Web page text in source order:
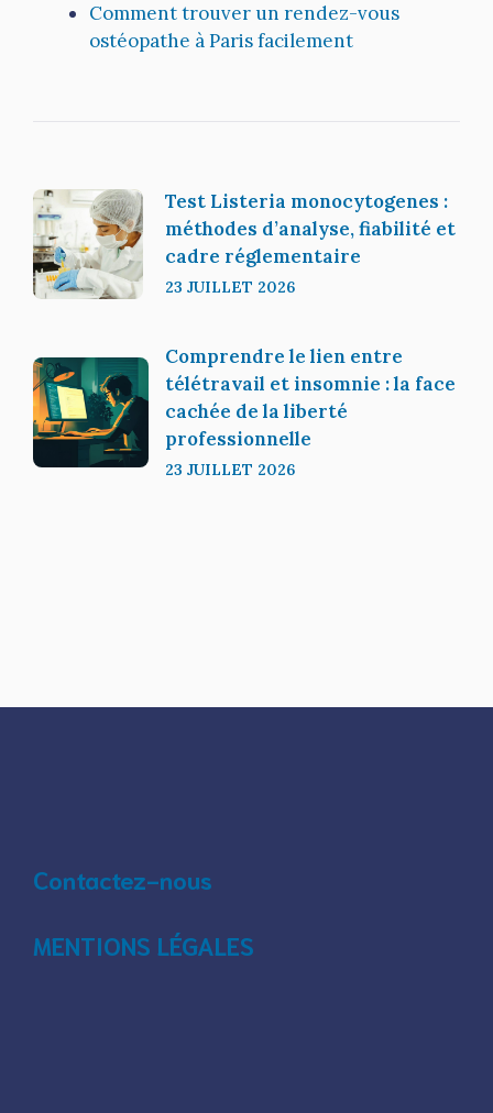
Comment trouver un rendez-vous
ostéopathe à Paris facilement
Test Listeria monocytogenes :
méthodes d’analyse, fiabilité et
cadre réglementaire
23 JUILLET 2026
Comprendre le lien entre
télétravail et insomnie : la face
cachée de la liberté
professionnelle
23 JUILLET 2026
Contactez-nous
MENTIONS LÉGALES